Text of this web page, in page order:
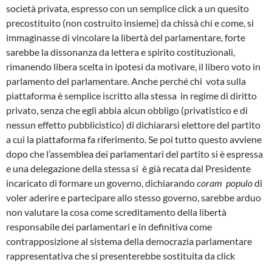
società privata, espresso con un semplice click a un quesito
precostituito (non costruito insieme) da chissà chi e come, si
immaginasse di vincolare la libertà del parlamentare, forte
sarebbe la dissonanza da lettera e spirito costituzionali,
rimanendo libera scelta in ipotesi da motivare, il libero voto in
parlamento del parlamentare. Anche perché chi vota sulla
piattaforma è semplice iscritto alla stessa in regime di diritto
privato, senza che egli abbia alcun obbligo (privatistico e di
nessun effetto pubblicistico) di dichiararsi elettore del partito
a cui la piattaforma fa riferimento. Se poi tutto questo avviene
dopo che l’assemblea dei parlamentari del partito si è espressa
e una delegazione della stessa si è già recata dal Presidente
incaricato di formare un governo, dichiarandocoram populodi
voler aderire e partecipare allo stesso governo, sarebbe arduo
non valutare la cosa come screditamento della libertà
responsabile dei parlamentari e in definitiva come
contrapposizione al sistema della democrazia parlamentare
rappresentativa che si presenterebbe sostituita da click